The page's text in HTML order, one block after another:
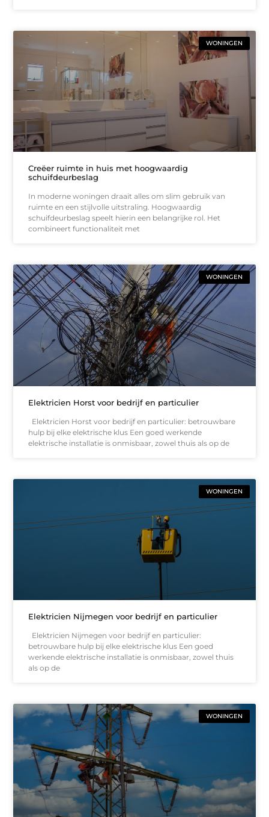
WONINGEN
Creëer ruimte in huis met hoogwaardig
schuifdeurbeslag
In moderne woningen draait alles om slim gebruik van
ruimte en een stijlvolle uitstraling. Hoogwaardig
schuifdeurbeslag speelt hierin een belangrijke rol. Het
combineert functionaliteit met
WONINGEN
Elektricien Horst voor bedrijf en particulier
Elektricien Horst voor bedrijf en particulier: betrouwbare
hulp bij elke elektrische klus Een goed werkende
elektrische installatie is onmisbaar, zowel thuis als op de
WONINGEN
Elektricien Nijmegen voor bedrijf en particulier
Elektricien Nijmegen voor bedrijf en particulier:
betrouwbare hulp bij elke elektrische klus Een goed
werkende elektrische installatie is onmisbaar, zowel thuis
als op de
WONINGEN